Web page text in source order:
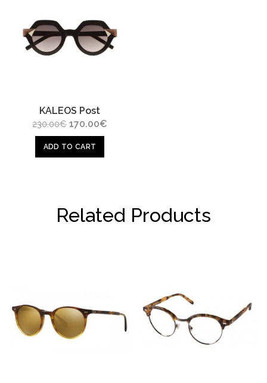
KALEOS Post
230.00€ Original
price
was:
230.00€.
170.00€
ADD TO CART
Related Products